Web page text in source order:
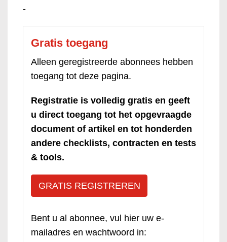
-
Gratis toegang
Alleen geregistreerde abonnees hebben
toegang tot deze pagina.
Registratie is volledig gratis en geeft
u direct toegang tot het opgevraagde
document of artikel en tot honderden
andere checklists, contracten en tests
& tools.
GRATIS REGISTREREN
Bent u al abonnee, vul hier uw e-
mailadres en wachtwoord in: